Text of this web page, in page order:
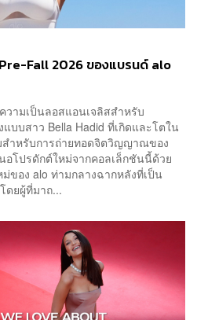
Fall 2026 ของแบรนด์ alo
วามเป็นลอสแอนเจลิสสำหรับ
บบสาว Bella Hadid ที่เกิดและโตใน
ำหรับการถ่ายทอดจิตวิญญาณของ
นอโปรดักต์ใหม่จากคอลเล็กชันนี้ด้วย
ของ alo ท่ามกลางฉากหลังที่เป็น
ดยผู้ที่มาถ...